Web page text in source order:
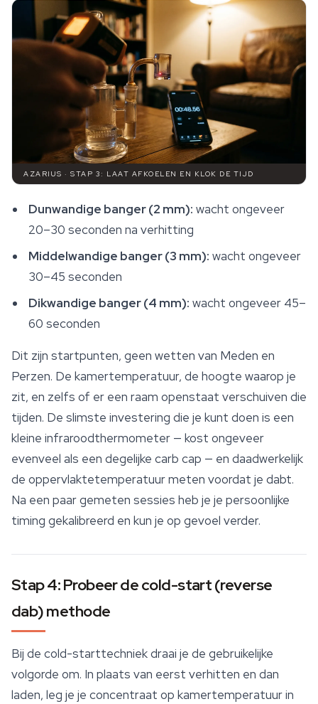
AZARIUS · STAP 3: LAAT AFKOELEN EN KLOK DE TIJD
Dunwandige banger (2 mm): wacht ongeveer
20–30 seconden na verhitting
Middelwandige banger (3 mm): wacht ongeveer
30–45 seconden
Dikwandige banger (4 mm): wacht ongeveer 45–
60 seconden
Dit zijn startpunten, geen wetten van Meden en
Perzen. De kamertemperatuur, de hoogte waarop je
zit, en zelfs of er een raam openstaat verschuiven die
tijden. De slimste investering die je kunt doen is een
kleine infraroodthermometer — kost ongeveer
evenveel als een degelijke carb cap — en daadwerkelijk
de oppervlaktetemperatuur meten voordat je dabt.
Na een paar gemeten sessies heb je je persoonlijke
timing gekalibreerd en kun je op gevoel verder.
Stap 4: Probeer de cold-start (reverse
dab) methode
Bij de cold-starttechniek draai je de gebruikelijke
volgorde om. In plaats van eerst verhitten en dan
laden, leg je je concentraat op kamertemperatuur in